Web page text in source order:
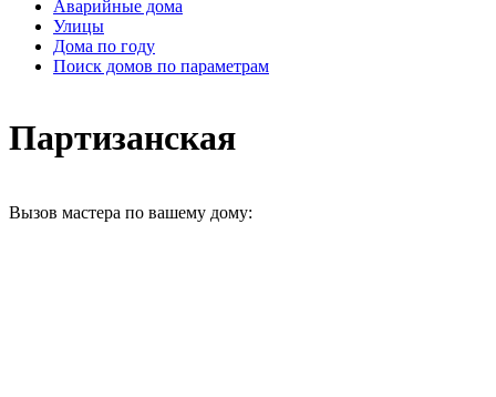
Главное меню
Аварийные дома
Улицы
Дома по году
Поиск домов по параметрам
Партизанская
Вызов мастера по вашему дому: